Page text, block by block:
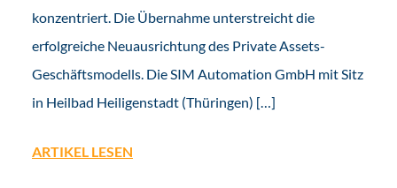
konzentriert. Die Übernahme unterstreicht die
erfolgreiche Neuausrichtung des Private Assets-
Geschäftsmodells. Die SIM Automation GmbH mit Sitz
in Heilbad Heiligenstadt (Thüringen) […]
ARTIKEL LESEN